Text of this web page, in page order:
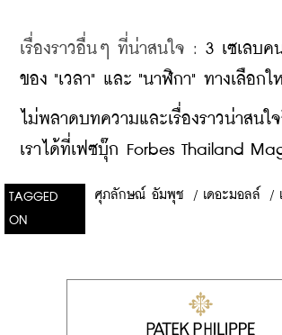
เรื่องราวอื่นๆ ที่น่าสนใจ : 3 เซเลบค
ของ "เวลา" และ "นาฬิกา" ทางเลือก
ไม่พลาดบทความและเรื่องราวน่าสน
เราได้ที่เฟซบุ๊ก Forbes Thailand
TAGGED
ON
ศุภลักษณ์ อัมพุช / เดอะมอลล์ /